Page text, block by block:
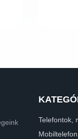
Telefontok,